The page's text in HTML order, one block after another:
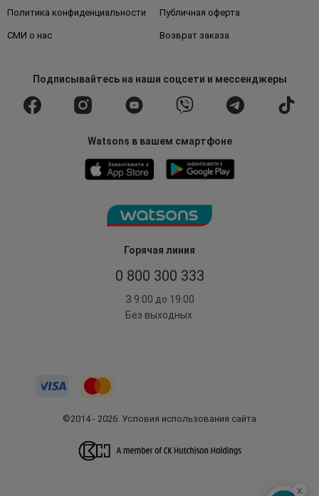
Горячая линия
0 800 300 333
З 9:00 до 19:00
Без выходных
Политика конфиденциальности Публичная оферта
СМИ о нас Возврат заказа
Подписывайтесьна наши соцсети и мессенджеры
Watsons в вашем смартфоне
©2014 - 2026. Условия использования сайта
x